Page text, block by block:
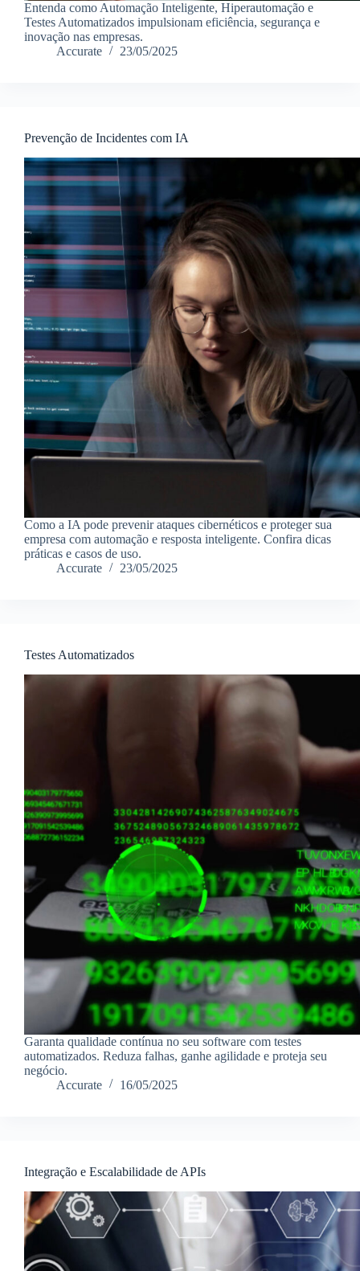
Entenda como Automação Inteligente, Hiperautomação e
Testes Automatizados impulsionam eficiência, segurança e
inovação nas empresas.
Accurate
23/05/2025
Prevenção de Incidentes com IA
Como a IA pode prevenir ataques cibernéticos e proteger sua
empresa com automação e resposta inteligente. Confira dicas
práticas e casos de uso.
Accurate
23/05/2025
Testes Automatizados
Garanta qualidade contínua no seu software com testes
automatizados. Reduza falhas, ganhe agilidade e proteja seu
negócio.
Accurate
16/05/2025
Integração e Escalabilidade de APIs